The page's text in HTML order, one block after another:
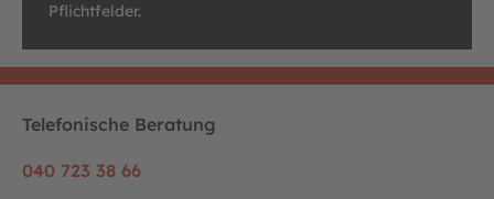
Pflichtfelder.
Telefonische Beratung
040 723 38 66